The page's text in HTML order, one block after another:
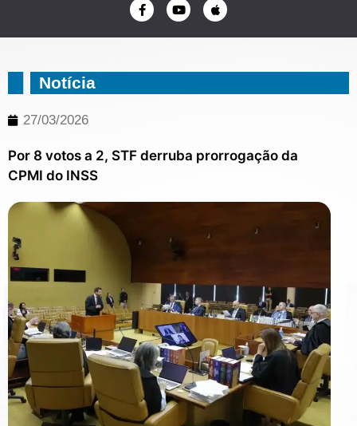
Notícia
27/03/2026
Por 8 votos a 2, STF derruba prorrogação da
CPMI do INSS